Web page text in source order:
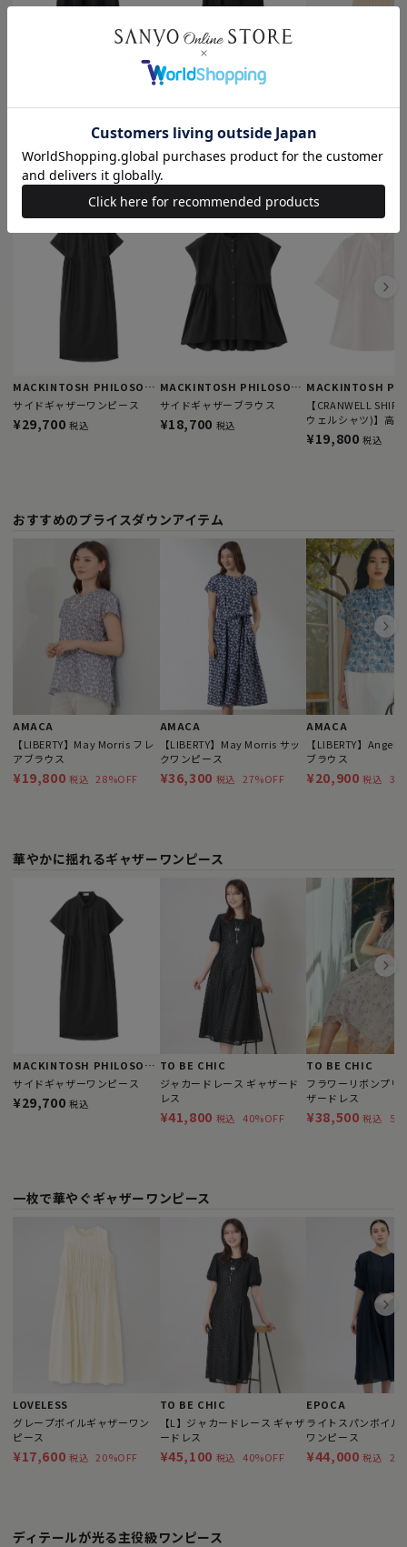
MACKINTOSH PHILOSOPHY
フロントタックフレアワンピ
MACKINTOSH PHILOSOPHY
エアリーサッカーワンピース
¥30,800 税込
MACKINTOSH PHILOSOPHYのおすすめアイテム
MACKINTOSH PHILOSOPHY
サイドギャザーワンピース
¥29,700 税込
MACKINTOSH PHILOSOPHY
サイドギャザーブラウス
¥18,700 税込
【CRANWELL
ウェルシャツ)】高
ライター
¥19,800 税込
おすすめのプライスダウンアイテム
AMACA
【LIBERTY】May Morris フレ
アブラウス
¥19,800 税込 28%OFF
AMACA
【LIBERTY】May Morris サッ
クワンピース
¥36,300 税込 27%OFF
AMACA
【LIBERTY】
ブラウス
¥20,900 税込
華やかに揺れるギャザーワンピース
MACKINTOSH PHILOSOPHY
サイドギャザーワンピース
¥29,700 税込
TO BE CHIC
ジャカードレース ギャザード
レス
¥41,800 税込 40%OFF
TO BE CHIC
フラワーリボンプリ
ザードレス
¥38,500 税込
一枚で華やぐギャザーワンピース
LOVELESS
グレープボイルギャザーワン
ピース
¥17,600 税込 20%OFF
TO BE CHIC
【L】ジャカードレース ギャザ
ードレス
¥45,100 税込 40%OFF
EPOCA
ライトスパンボイル
ワンピース
¥44,000 税込
ディテールが光る主役級ワンピース